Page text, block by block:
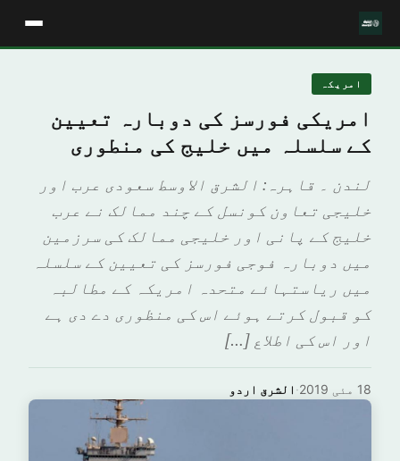
امريكہ
امریکی فورسز کی دوبارہ تعیین
کے سلسلہ میں خلیج کی منطوری
لندن ۔ قاہرہ: الشرق الاوسط سعودی عرب اور
خلیجی تعاون کونسل کے چند ممالک نے عرب
خلیج کے پانی اور خلیجی ممالک کی سرزمین
میں دوبارہ فوجی فورسز کی تعیین کے سلسلہ
میں ریاستہائے متحدہ امریکہ کے مطالبہ
کو قبول کرتے ہوئے اس کی منظوری دے دی ہے
اور اس کی اطلاع […]
الشرق اردو · 18 مئی 2019